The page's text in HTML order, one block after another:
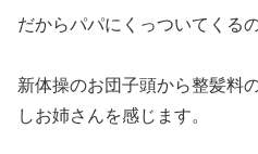
だからパパにくっついてくる
新体操のお団子頭から整髪料
しお姉さんを感じます。